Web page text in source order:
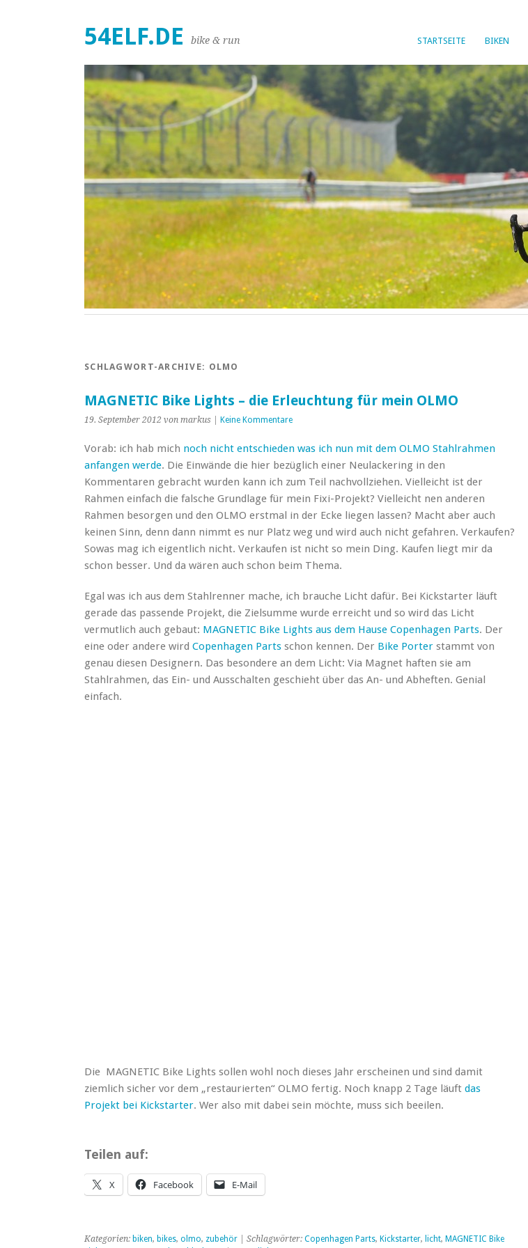
STARTSEITE BIKEN
54ELF.DE bike & run
SCHLAGWORT-ARCHIVE: OLMO
MAGNETIC Bike Lights – die Erleuchtung für mein OLMO
19. September 2012 von markus | Keine Kommentare
Vorab: ich hab mich noch nicht entschieden was ich nun mit dem OLMO Stahlrahmen
anfangen werde. Die Einwände die hier bezüglich einer Neulackering in den
Kommentaren gebracht wurden kann ich zum Teil nachvollziehen. Vielleicht ist der
Rahmen einfach die falsche Grundlage für mein Fixi-Projekt? Vielleicht nen anderen
Rahmen besorgen und den OLMO erstmal in der Ecke liegen lassen? Macht aber auch
keinen Sinn, denn dann nimmt es nur Platz weg und wird auch nicht gefahren. Verkaufen?
Sowas mag ich eigentlich nicht. Verkaufen ist nicht so mein Ding. Kaufen liegt mir da
schon besser. Und da wären auch schon beim Thema.
Egal was ich aus dem Stahlrenner mache, ich brauche Licht dafür. Bei Kickstarter läuft
gerade das passende Projekt, die Zielsumme wurde erreicht und so wird das Licht
vermutlich auch gebaut: MAGNETIC Bike Lights aus dem Hause Copenhagen Parts. Der
eine oder andere wird Copenhagen Parts schon kennen. Der Bike Porter stammt von
genau diesen Designern. Das besondere an dem Licht: Via Magnet haften sie am
Stahlrahmen, das Ein- und Ausschalten geschieht über das An- und Abheften. Genial
einfach.
Die MAGNETIC Bike Lights sollen wohl noch dieses Jahr erscheinen und sind damit
ziemlich sicher vor dem „restaurierten“ OLMO fertig. Noch knapp 2 Tage läuft das
Projekt bei Kickstarter. Wer also mit dabei sein möchte, muss sich beeilen.
Teilen auf:
X Facebook E-Mail
Kategorien: biken, bikes, olmo, zubehör | Schlagwörter: Copenhagen Parts, Kickstarter, licht, MAGNETIC Bike